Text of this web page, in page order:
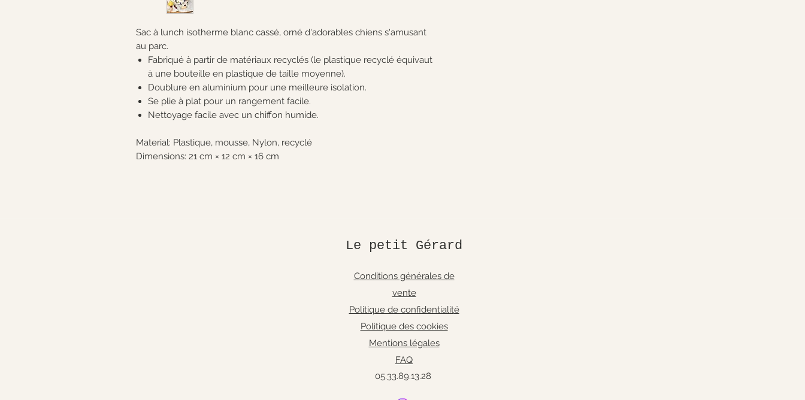
Sac à lunch isotherme blanc cassé, orné d'adorables chiens s'amusant
au parc.
Fabriqué à partir de matériaux recyclés (le plastique recyclé équivaut
à une bouteille en plastique de taille moyenne).
Doublure en aluminium pour une meilleure isolation.
Se plie à plat pour un rangement facile.
Nettoyage facile avec un chiffon humide.
Material: Plastique, mousse, Nylon, recyclé
Dimensions: 21 cm × 12 cm × 16 cm
Le petit Gérard
Conditions générales de
vente
Politique de confidentialité
Politique des cookies
Mentions légales
FAQ
05.33.89.13.28